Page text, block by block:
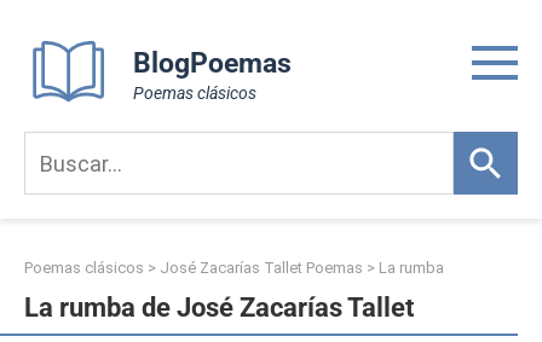
content
BlogPoemas
Poemas clásicos
Poemas clásicos > José Zacarías Tallet Poemas > La rumba
La rumba de José Zacarías Tallet